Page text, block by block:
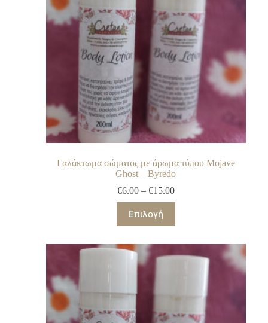
Γαλάκτωμα σώματος με άρωμα τύπου Mojave
Ghost – Byredo
€6.00 – €15.00
Επιλογή